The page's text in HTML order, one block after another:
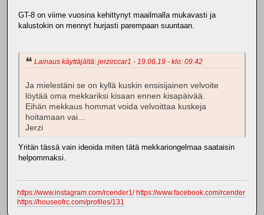
GT-8 on viime vuosina kehittynyt maailmalla mukavasti ja
kalustokin on mennyt hurjasti parempaan suuntaan.
Lainaus käyttäjältä: jerzirccar1 - 19.06.19 - klo: 09.42
Ja mielestäni se on kyllä kuskin ensisijainen velvoite
löytää oma mekkariksi kisaan ennen kisapäivää.
Eihän mekkaus hommat voida velvoittaa kuskeja
hoitamaan vai...
Jerzi
Yritän tässä vain ideoida miten tätä mekkariongelmaa saataisin
helpommaksi.
https://www.instagram.com/rcender1/ https://www.facebook.com/rcender
https://houseofrc.com/profiles/131